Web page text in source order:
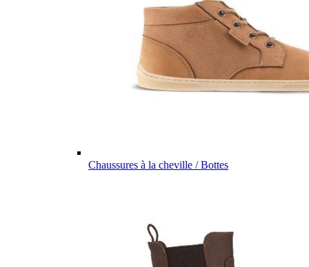
Chaussures à la cheville / Bottes